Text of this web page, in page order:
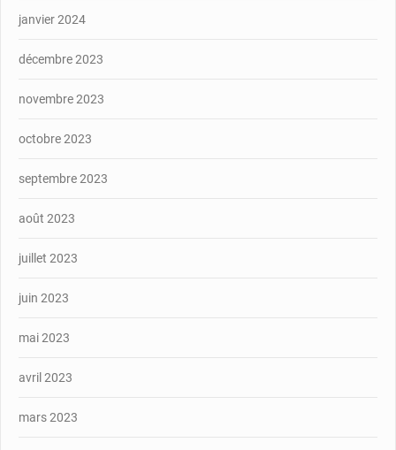
janvier 2024
décembre 2023
novembre 2023
octobre 2023
septembre 2023
août 2023
juillet 2023
juin 2023
mai 2023
avril 2023
mars 2023